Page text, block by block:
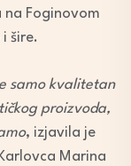
Foginovom
šire.
samo kvalitetan
proizvoda,
, izjavila je
Marina